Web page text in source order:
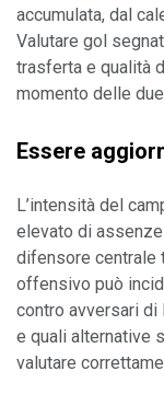
accumulata, dal
Valutare gol
trasferta e qualità
momento delle
Essere
L’intensità del
elevato di
difensore centrale
offensivo può
contro avversari di
e quali alternative
valutare